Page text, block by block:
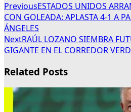
PreviousESTADOS UNIDOS
CON GOLEADA: APLASTA 4-1 A
ÁNGELES
NextRAÚL LOZANO SIEMBRA
GIGANTE EN EL CORREDOR
Related Posts